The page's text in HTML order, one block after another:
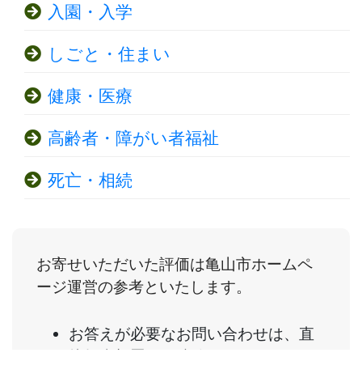
入園・入学
しごと・住まい
健康・医療
高齢者・障がい者福祉
死亡・相続